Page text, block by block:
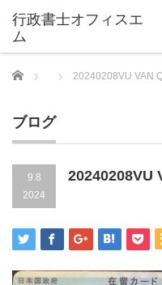
Home 20240208VU VAN
ブログ
9.8
2024
20240208VU